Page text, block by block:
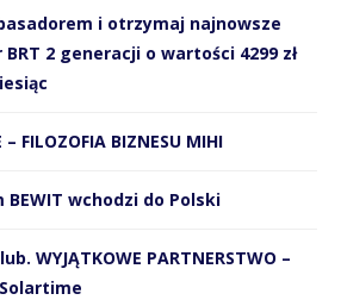
i otrzymaj najnowsze
2 generacji o wartości 4299 zł
– FILOZOFIA BIZNESU MIHI
BEWIT wchodzi do Polski
WYJĄTKOWE PARTNERSTWO –